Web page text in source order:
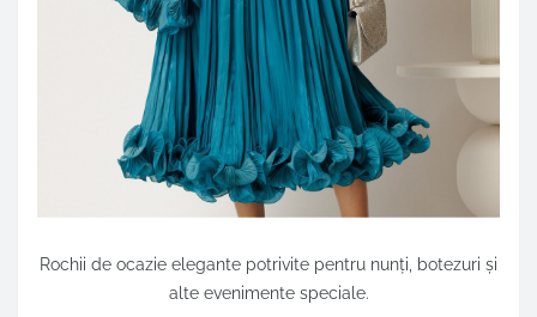
Rochii de ocazie elegante potrivite pentru nunți, botezuri și
alte evenimente speciale.